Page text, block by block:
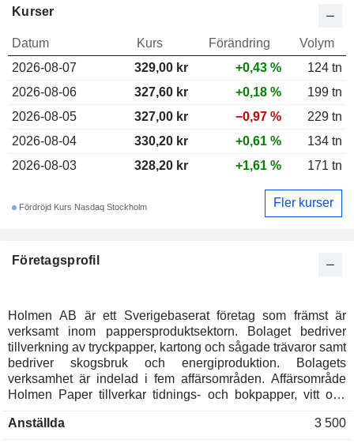
Företagsprofil
Holmen AB är ett Sverigebaserat företag som främst är
verksamt inom pappersproduktsektorn. Bolaget bedriver
tillverkning av tryckpapper, kartong och sågade trävaror samt
bedriver skogsbruk och energiproduktion. Bolagets
verksamhet är indelad i fem affärsområden. Affärsområde
Holmen Paper tillverkar tidnings- och bokpapper, vitt och
i Sverige och ett i Spanien. Affärsområde Iggesund
Anställda 3 500
Kurser
Datum Kurs Förändring
Volym
2026-08-07
329,00 kr +0,43 %
124 tn
2026-08-06
327,60 kr +0,18 %
199 tn
2026-08-05
327,00 kr −0,97 %
229 tn
2026-08-04
330,20 kr +0,61 %
134 tn
2026-08-03
328,20 kr +1,61 % 171 tn
Fördröjd Kurs Nasdaq Stockholm Fler kurser